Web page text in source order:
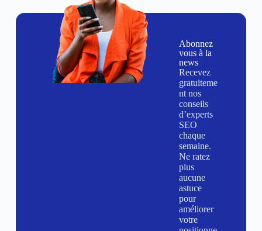
Abonnez
vous à la
news
Recevez
gratuiteme
nt nos
conseils
d’experts
SEO
chaque
semaine.
Ne ratez
plus
aucune
astuce
pour
améliorer
votre